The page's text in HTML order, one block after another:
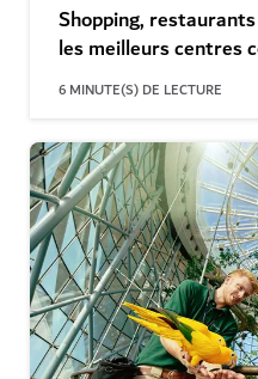
Shopping,
les meilleurs centres
6 MINUTE(S) DE LECTURE